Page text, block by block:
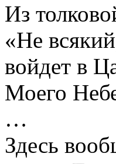
Из
«Не
войдет в
Моего
…
Здесь